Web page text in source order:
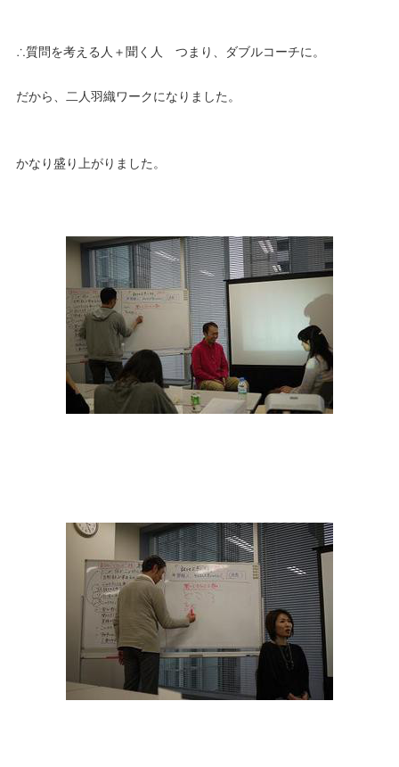
∴質問を考える人＋聞く人 つまり、ダブルコーチに。
だから、二人羽織ワークになりました。
かなり盛り上がりました。